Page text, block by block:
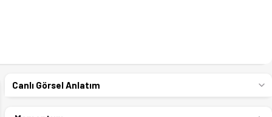
Canlı Görsel Anlatım